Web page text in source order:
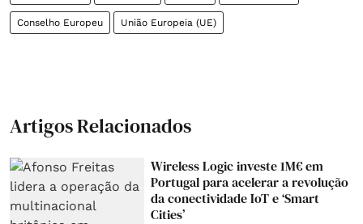
Conselho Europeu União Europeia (UE)
Artigos Relacionados
Wireless Logic investe 1M€ em
Portugal para acelerar a revolução
da conectividade IoT e ‘Smart
Cities’